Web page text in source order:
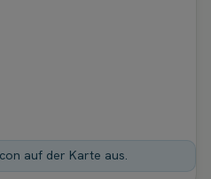
auf der Karte aus.